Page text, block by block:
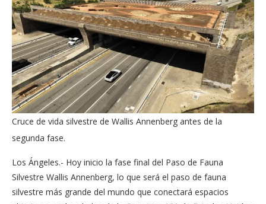
Cruce de vida silvestre de Wallis Annenberg antes de la
segunda fase.
Los Ángeles.- Hoy inicio la fase final del Paso de Fauna
Silvestre Wallis Annenberg, lo que será el paso de fauna
silvestre más grande del mundo que conectará espacios